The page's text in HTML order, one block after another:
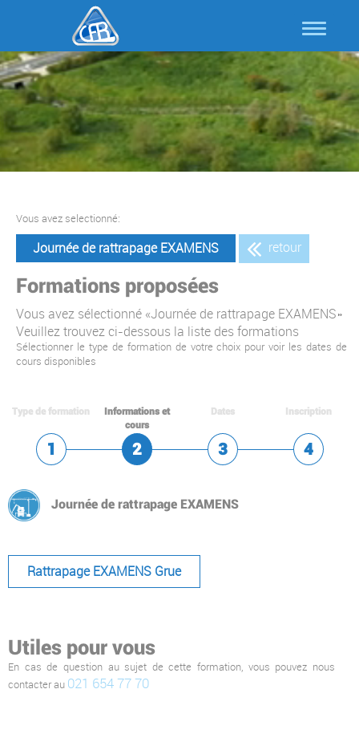
Vous avez selectionné:
Journée de rattrapage EXAMENS retour
Formations proposées
Vous avez sélectionné «Journée de rattrapage EXAMENS»
Veuillez trouvez ci-dessous la liste des formations
Sélectionner le type de formation de votre choix pour voir les dates de
cours disponibles
Type de formation
Informations et
cours
Dates Inscription
Journée de rattrapage EXAMENS
Rattrapage EXAMENS Grue
Utiles pour vous
En cas de question au sujet de cette formation, vous pouvez nous
contacter au 021 654 77 70